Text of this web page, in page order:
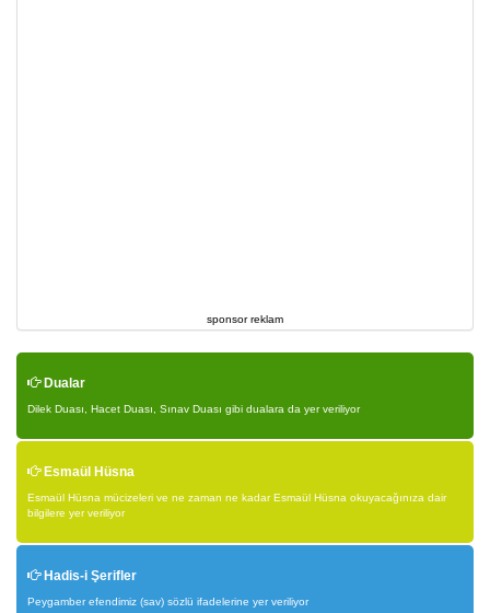
sponsor reklam
Dualar
Dilek Duası, Hacet Duası, Sınav Duası gibi dualara da yer veriliyor
Esmaül Hüsna
Esmaül Hüsna mücizeleri ve ne zaman ne kadar Esmaül Hüsna okuyacağınıza dair
bilgilere yer veriliyor
Hadis-i Şerifler
Peygamber efendimiz (sav) sözlü ifadelerine yer veriliyor